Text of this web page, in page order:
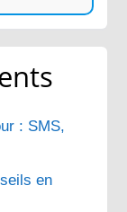
: SMS,
en